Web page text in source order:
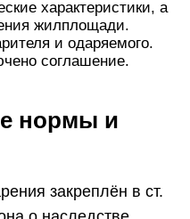
характеристики, а
жилплощади.
и одаряемого.
соглашение.
нормы и
закреплён в ст.